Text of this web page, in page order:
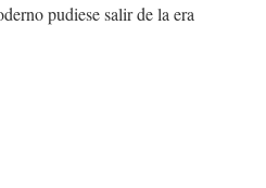
pudiese salir de la era